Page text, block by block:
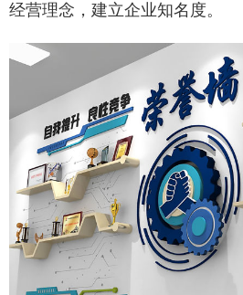
经营理念，建立企业知名度。